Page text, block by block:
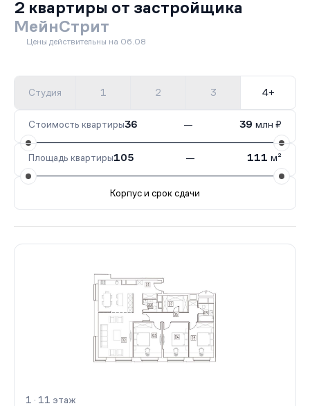
2 квартиры от застройщика
МейнСтрит
Цены действительны на 06.08
Студия 1 2 3 4+
Стоимость квартиры36 — 39 млн ₽
Площадь квартиры105 — 111 м²
Корпус и срок сдачи
12 кв.Сдан
1 · 11 этаж